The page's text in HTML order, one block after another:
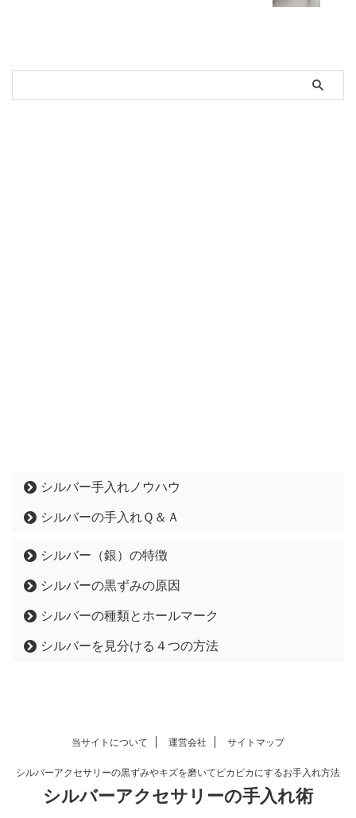
シルバー手入れノウハウ
シルバーの手入れＱ＆Ａ
シルバー（銀）の特徴
シルバーの黒ずみの原因
シルバーの種類とホールマーク
シルバーを見分ける４つの方法
当サイトについて 運営会社 サイトマップ
シルバーアクセサリーの黒ずみやキズを磨いてピカピカにするお手入れ方法
シルバーアクセサリーの手入れ術